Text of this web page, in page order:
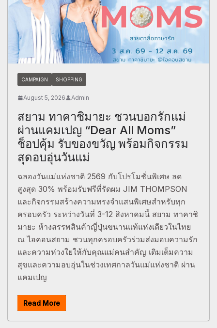
CAMPAIGN SHOPPING
August 5, 2026 Admin
สยาม ทาคาชิมายะ ชวนบอกรักแม่
ผ่านแคมเปญ “Dear All Moms”
ช็อปคุ้ม รับของขวัญ พร้อมกิจกรรม
สุดอบอุ่นวันแม่
ฉลองวันแม่แห่งชาติ 2569 กับโปรโมชั่นพิเศษ ลด
สูงสุด 30% พร้อมรับฟรีที่รัดผม JIM THOMPSON
และกิจกรรมสร้างความทรงจำแสนพิเศษสำหรับทุก
ครอบครัว ระหว่างวันที่ 3-12 สิงหาคมนี้ สยาม ทาคาชิ
มายะ ห้างสรรพสินค้าญี่ปุ่นขนานแท้แห่งเดียวในไทย
ณ ไอคอนสยาม ชวนทุกครอบครัวร่วมส่งมอบความรัก
และความห่วงใยให้กับคุณแม่คนสำคัญ เติมเต็มความ
สุขและความอบอุ่นในช่วงเทศกาลวันแม่แห่งชาติ ผ่าน
แคมเปญ
Read More